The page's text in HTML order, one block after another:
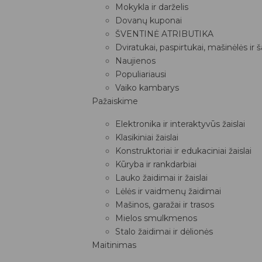
Mokykla ir darželis
Dovanų kuponai
ŠVENTINĖ ATRIBUTIKA
Dviratukai, paspirtukai, mašinėlės ir
Naujienos
Populiariausi
Vaiko kambarys
Pažaiskime
Elektronika ir interaktyvūs žaislai
Klasikiniai žaislai
Konstruktoriai ir edukaciniai žaislai
Kūryba ir rankdarbiai
Lauko žaidimai ir žaislai
Lėlės ir vaidmenų žaidimai
Mašinos, garažai ir trasos
Mielos smulkmenos
Stalo žaidimai ir dėlionės
Maitinimas